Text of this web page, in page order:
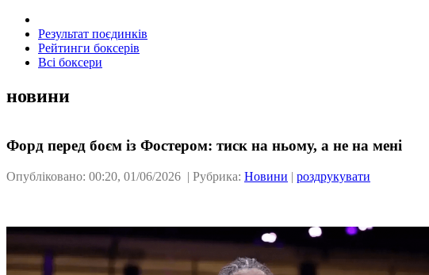
Результат поєдинків
Рейтинги боксерів
Всі боксери
новини
Форд перед боєм із Фостером: тиск на ньому, а не на мені
Опубліковано: 00:20, 01/06/2026 | Рубрика: Новини | роздрукувати